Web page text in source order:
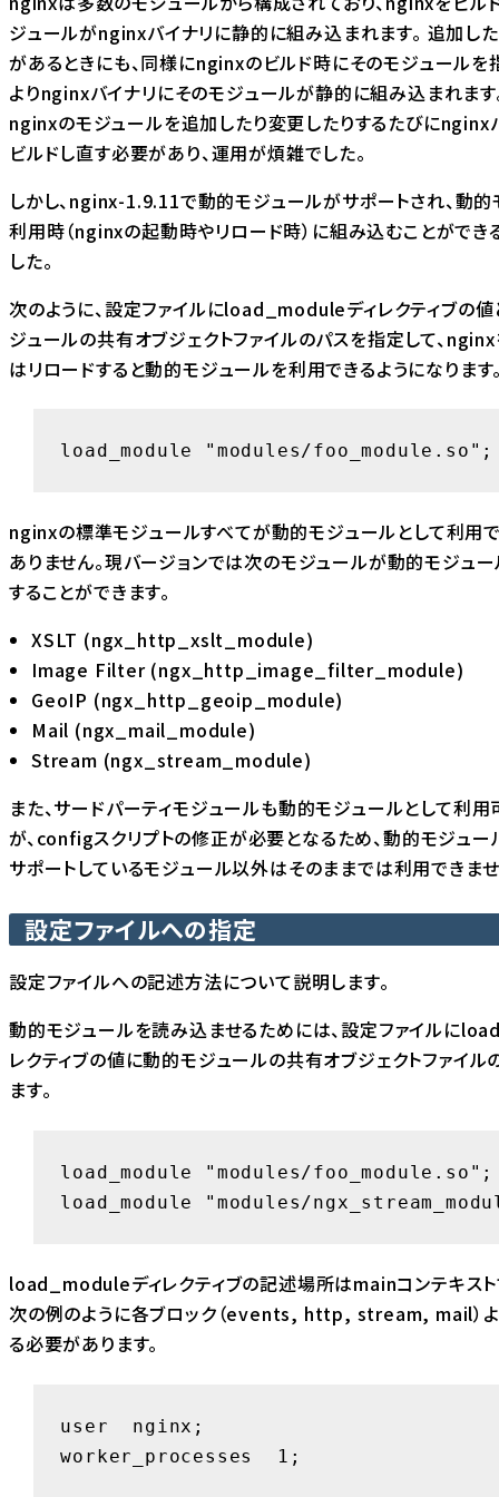
ジュールがnginxバイナリに静的に組み込まれます。 追加し
があるときにも、同様にnginxのビルド時にそのモジュールを
よりnginxバイナリにそのモジュールが静的に組み込まれます
nginxのモジュールを追加したり変更したりするたびにnginx
ビルドし直す必要があり、運用が煩雑でした。
しかし、nginx-1.9.11で動的モジュールがサポートされ、動
利用時（nginxの起動時やリロード時）に組み込むことができ
した。
次のように、設定ファイルにload_moduleディレクティブの
ジュールの共有オブジェクトファイルのパスを指定して、
はリロードすると動的モジュールを利用できるようになります
load_module "modules/foo_module.so";
nginxの標準モジュールすべてが動的モジュールとして利用
ありません。現バージョンでは次のモジュールが動的モジュ
することができます。
XSLT (ngx_http_xslt_module)
Image Filter (ngx_http_image_filter_module)
GeoIP (ngx_http_geoip_module)
Mail (ngx_mail_module)
Stream (ngx_stream_module)
また、サードパーティモジュールも動的モジュールとして利
が、configスクリプトの修正が必要となるため、動的モジュ
サポートしているモジュール以外はそのままでは利用できませ
設定ファイルへの指定
設定ファイルへの記述方法について説明します。
動的モジュールを読み込ませるためには、設定ファイルに
レクティブの値に動的モジュールの共有オブジェクトファイル
ます。
load_module "modules/foo_module.so";
load_module "modules/
load_moduleディレクティブの記述場所はmainコンテキスト
次の例のように各ブロック（events, http, stream, mail）
る必要があります。
user  nginx;
worker_processes  1;